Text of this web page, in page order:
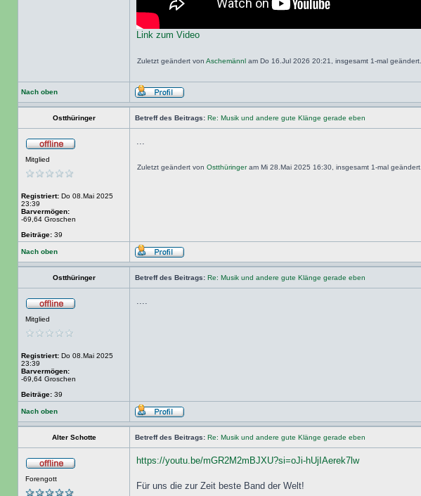
Link zum Video
Zuletzt geändert von Aschemännl am Do 16.Jul 2026 20:21, insgesamt 1-mal geändert.
Nach oben
Ostthüringer Betreff des Beitrags: Re: Musik und andere gute Klänge gerade eben
Mitglied
Registriert: Do 08.Mai 2025
23:39
Barvermögen:
-69,64 Groschen
Beiträge: 39
...
Zuletzt geändert von Ostthüringeram Mi 28.Mai 2025 16:30, insgesamt 1-mal geändert.
Nach oben
Ostthüringer Betreff des Beitrags: Re: Musik und andere gute Klänge gerade eben
Mitglied
Registriert: Do 08.Mai 2025
23:39
Barvermögen:
-69,64 Groschen
Beiträge: 39
....
Nach oben
Alter Schotte Betreff des Beitrags: Re: Musik und andere gute Klänge gerade eben
Forengott
https://youtu.be/mGR2M2mBJXU?si=oJi-hUjIAerek7lw
Für uns die zur Zeit beste Band der Welt!